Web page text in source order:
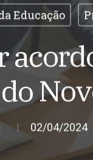
Educação
02/04/2024